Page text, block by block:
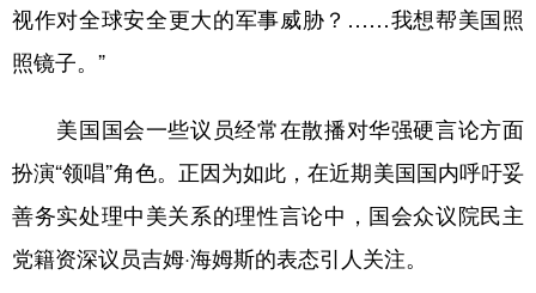
视作对全球安全更大的军事威胁？……我想帮美国照
照镜子。”
美国国会一些议员经常在散播对华强硬言论方面
扮演“领唱”角色。正因为如此，在近期美国国内呼吁妥
善务实处理中美关系的理性言论中，国会众议院民主
党籍资深议员吉姆·海姆斯的表态引人关注。